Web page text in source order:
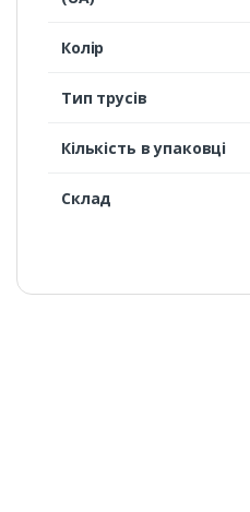
Колір
Тип трусів
Кількість в упаковці
Склад